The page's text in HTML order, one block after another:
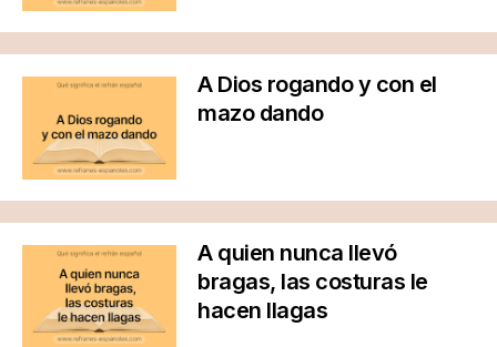
A Dios rogando y con el
mazo dando
A quien nunca llevó
bragas, las costuras le
hacen llagas